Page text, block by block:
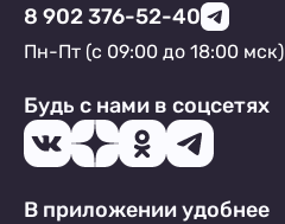
8 902 376-52-40
Пн-Пт (с 09:00 до 18:00 мск)
Будь с нами в соцсетях
В приложении удобнее